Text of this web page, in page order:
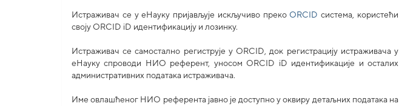
Истраживач се у еНауку пријављује искључиво преко ORCID система, користећи
своjу ORCID iD идентификацију и лозинку.
Истраживач се самостално региструје у ORCID, док регистрацију истраживача у
еНауку спроводи НИО референт, уносом ORCID iD идентификације и осталих
административних података истраживача.
Име овлашћеног НИО референта јавно је доступно у оквиру детаљних података на